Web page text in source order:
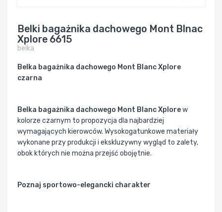
Belki bagażnika dachowego Mont Blnac
Xplore 6615
belka
Belka bagażnika dachowego Mont Blanc Xplore
czarna
Belka bagażnika dachowego Mont Blanc Xplorew
kolorze czarnym to propozycja dla najbardziej
wymagających kierowców. Wysokogatunkowe materiały
wykonane przy produkcji i ekskluzywny wygląd to zalety,
obok których nie można przejść obojętnie.
Poznaj sportowo-elegancki charakter